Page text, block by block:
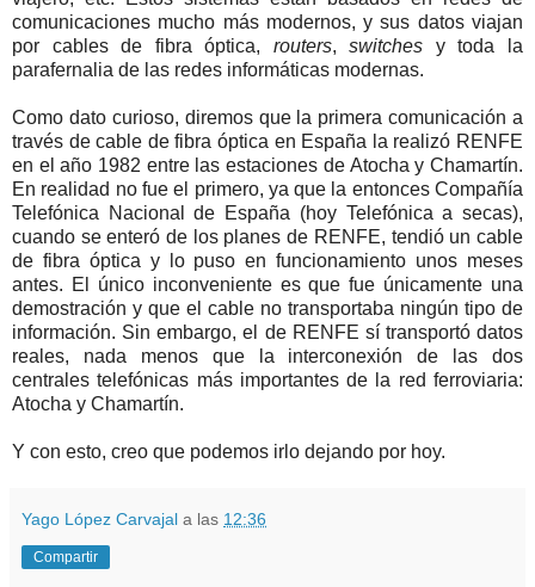
comunicaciones mucho más modernos, y sus datos viajan
por cables de fibra óptica, routers,switches y toda la
parafernalia de las redes informáticas modernas.
Como dato curioso, diremos que la primera comunicación a
través de cable de fibra óptica en España la realizó RENFE
en el año 1982 entre las estaciones de Atocha y Chamartín.
En realidad no fue el primero, ya que la entonces Compañía
Telefónica Nacional de España (hoy Telefónica a secas),
cuando se enteró de los planes de RENFE, tendió un cable
de fibra óptica y lo puso en funcionamiento unos meses
antes. El único inconveniente es que fue únicamente una
demostración y que el cable no transportaba ningún tipo de
información. Sin embargo, el de RENFE sí transportó datos
reales, nada menos que la interconexión de las dos
centrales telefónicas más importantes de la red ferroviaria:
Atocha y Chamartín.
Y con esto, creo que podemos irlo dejando por hoy.
Yago López Carvajal a las 12:36
Compartir